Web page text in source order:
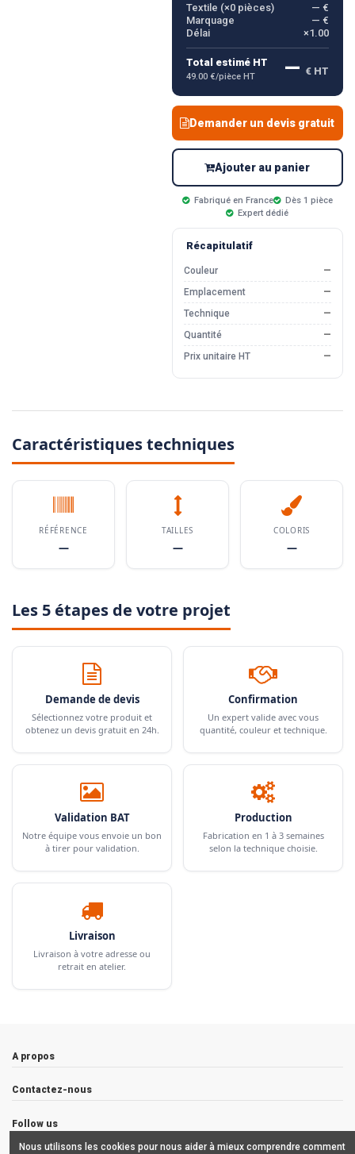
Textile (×0pièces)
— €
Marquage
— €
Délai
×1.00
Total estimé HT
49.00 €/pièce HT — € HT
Demander un devis gratuit
Ajouter au panier
Fabriqué en France
Dès 1 pièce
Expert dédié
Récapitulatif
Couleur
—
Emplacement
—
Technique
—
Quantité
—
Prix unitaire HT
—
Caractéristiques techniques
RÉFÉRENCE
—
TAILLES
—
COLORIS
—
Les 5 étapes de votre projet
Demande de devis
Sélectionnez votre produit et
obtenez un devis gratuit en 24h.
Confirmation
Un expert valide avec vous
quantité, couleur et technique.
Validation BAT
Notre équipe vous envoie un bon
à tirer pour validation.
Production
Fabrication en 1 à 3 semaines
selon la technique choisie.
Livraison
Livraison à votre adresse ou
retrait en atelier.
A propos
Contactez-nous
Follow us
Nous utilisons les cookies pour nous aider à mieux comprendre comment